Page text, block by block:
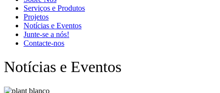
Serviços e Produtos
Projetos
Notícias e Eventos
Junte-se a nós!
Contacte-nos
Notícias e Eventos